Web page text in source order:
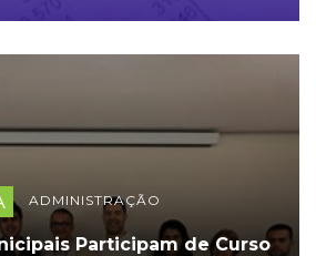
ADMINISTRAÇÃO
Participam de Curso